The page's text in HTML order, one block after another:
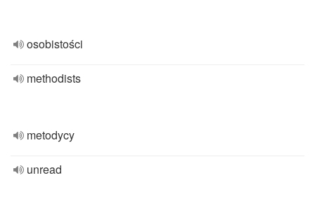
osobistości
methodists
metodycy
unread